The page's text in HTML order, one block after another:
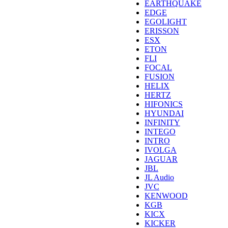
EARTHQUAKE
EDGE
EGOLIGHT
ERISSON
ESX
ETON
FLI
FOCAL
FUSION
HELIX
HERTZ
HIFONICS
HYUNDAI
INFINITY
INTEGO
INTRO
IVOLGA
JAGUAR
JBL
JL Audio
JVC
KENWOOD
KGB
KICX
KICKER